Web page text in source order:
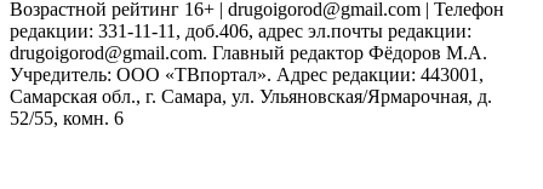
Возрастной рейтинг 16+ | drugoigorod@gmail.com | Телефон
редакции: 331-11-11, доб.406, адрес эл.почты редакции:
drugoigorod@gmail.com. Главный редактор Фёдоров М.А.
Учредитель: ООО «ТВпортал». Адрес редакции: 443001,
Самарская обл., г. Самара, ул. Ульяновская/Ярмарочная, д.
52/55, комн. 6